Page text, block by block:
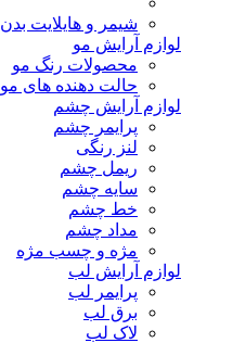
شیمر و هایلایت بدن
لوازم آرایش مو
محصولات رنگ مو
حالت دهنده های مو
لوازم آرایش چشم
پرایمر چشم
لنز رنگی
ریمل چشم
سایه چشم
خط چشم
مداد چشم
مژه و چسب مژه
لوازم آرایش لب
پرایمر لب
برق لب
لاک لب